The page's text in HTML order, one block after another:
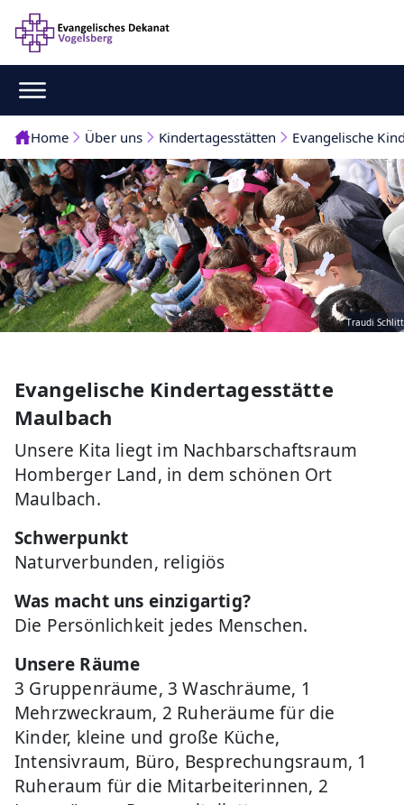
Home Über uns Kindertagesstätten Evangelische
Traudi Schlitt
Evangelische Kindertagesstätte
Maulbach
Unsere Kita liegt im Nachbarschaftsraum
Homberger Land, in dem schönen Ort
Maulbach.
Schwerpunkt
Naturverbunden, religiös
Was macht uns einzigartig?
Die Persönlichkeit jedes Menschen.
Unsere Räume
3 Gruppenräume, 3 Waschräume, 1
Mehrzweckraum, 2 Ruheräume für die
Kinder, kleine und große Küche,
Intensivraum, Büro, Besprechungsraum, 1
Ruheraum für die Mitarbeiterinnen, 2